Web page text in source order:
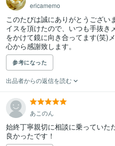
ericamemo
このたびは誠にありがとうござい
イスを頂けたので、いつも手抜き
をかけて鏡に向き合ってます(笑)
心から感謝致します。
参考になった
出品者からの返信を読む
あこのん
始終丁寧親切に相談に乗っていた
良かったです！